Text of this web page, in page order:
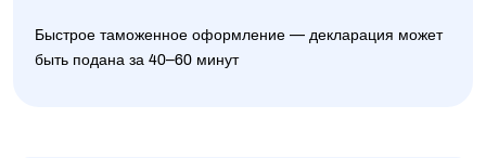
Быстрое таможенное оформление — декларация может
быть подана за 40–60 минут